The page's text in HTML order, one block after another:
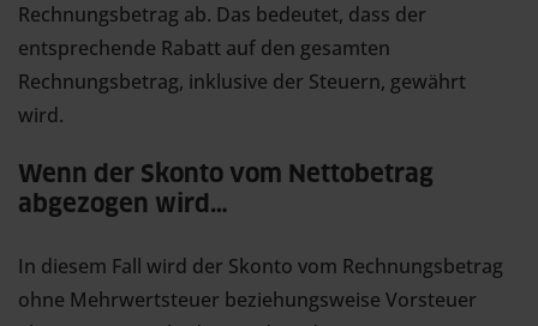
Rechnungsbetrag ab. Das bedeutet, dass der
entsprechende Rabatt auf den gesamten
Rechnungsbetrag, inklusive der Steuern, gewährt
wird.
Wenn der Skonto vom Nettobetrag
abgezogen wird…
In diesem Fall wird der Skonto vom Rechnungsbetrag
ohne Mehrwertsteuer beziehungsweise Vorsteuer